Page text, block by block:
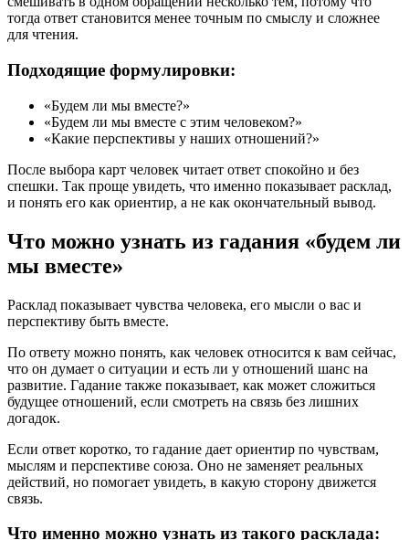
тогда ответ становится менее точным по смыслу и сложнее
для чтения.
Подходящие формулировки:
«Будем ли мы вместе?»
«Будем ли мы вместе с этим человеком?»
«Какие перспективы у наших отношений?»
После выбора карт человек читает ответ спокойно и без
спешки. Так проще увидеть, что именно показывает расклад,
и понять его как ориентир, а не как окончательный вывод.
Что можно узнать из гадания «будем ли
мы вместе»
Расклад показывает чувства человека, его мысли о вас и
перспективу быть вместе.
По ответу можно понять, как человек относится к вам сейчас,
что он думает о ситуации и есть ли у отношений шанс на
развитие. Гадание также показывает, как может сложиться
будущее отношений, если смотреть на связь без лишних
догадок.
Если ответ коротко, то гадание дает ориентир по чувствам,
мыслям и перспективе союза. Оно не заменяет реальных
действий, но помогает увидеть, в какую сторону движется
связь.
Что именно можно узнать из такого расклада: